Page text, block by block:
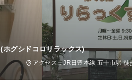
(ホグシドコロリラックス)
アクセス：JR日豊本線 五十市駅 徒